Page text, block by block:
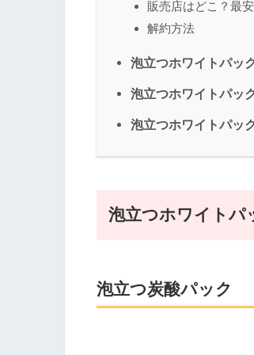
販売店はどこ？最
解約方法
泡立つホワイトパッ
泡立つホワイトパッ
泡立つホワイトパッ
泡立つホワイトパ
泡立つ炭酸パック